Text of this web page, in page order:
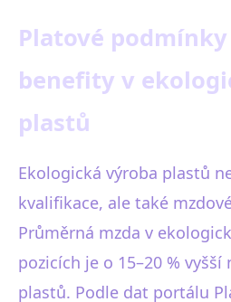
Platové
benefity v
plastů
Ekologická výroba plastů
kvalifikace, ale také
Průměrná mzda v
pozicích je o 15–20 %
plastů. Podle dat portálu